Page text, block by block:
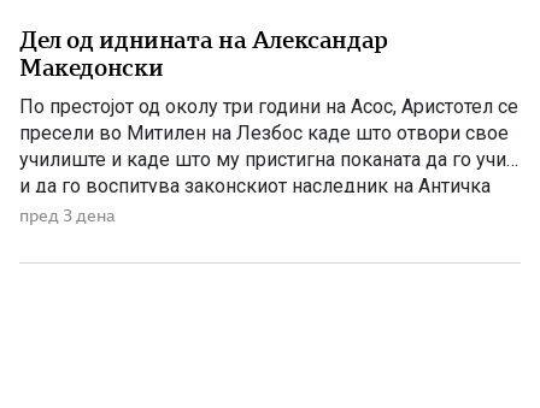
Дел од иднината на Александар
Македонски
По престојот од околу три години на Асос, Аристотел се
пресели во Митилен на Лезбос каде што отвори свое
училиште и каде што му пристигна поканата да го учи
и да го воспитува законскиот наследник на Античка
Македонија. Годините на Асос беа важни за развојот на
најславниот […]
пред 3 дена